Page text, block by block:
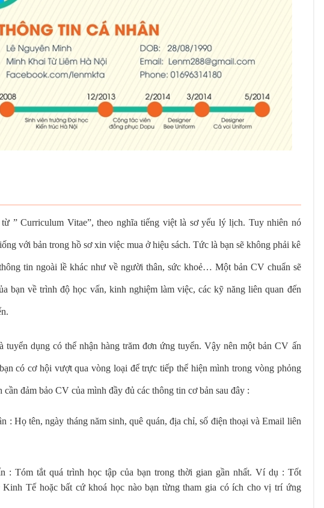
” Curriculum Vitae”, theo nghĩa tiếng việt là sơ yếu lý lịch. Tuy nhiên nó
với bản trong hồ sơ xin việc mua ở hiệu sách. Tức là bạn sẽ không phải kê
tin ngoài lề khác như về người thân, sức khoẻ… Một bản CV chuẩn sẽ
bạn về trình độ học vấn, kinh nghiệm làm việc, các kỹ năng liên quan đến
tuyển dụng có thể nhận hàng trăm đơn ứng tuyển. Vậy nên một bản CV ấn
có cơ hội vượt qua vòng loại để trực tiếp thể hiện mình trong vòng phỏng
cần đảm bảo CV của mình đầy đủ các thông tin cơ bản sau đây :
: Họ tên, ngày tháng năm sinh, quê quán, địa chỉ, số điện thoại và Email liên
: Tóm tắt quá trình học tập của bạn trong thời gian gần nhất. Ví dụ : Tốt
Tế hoặc bất cứ khoá học nào bạn từng tham gia có ích cho vị trí ứng